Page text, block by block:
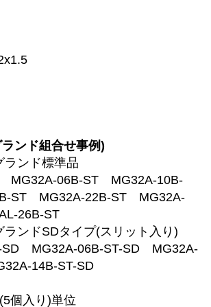
ンド組合せ事例)
ランド標準品
MG32A-06B-ST MG32A-10B-
ST MG32A-22B-ST MG32A-
26B-ST
ランドSDタイプ(スリット入り)
SD MG32A-06B-ST-SD MG32A-
14B-ST-SD
個入り)単位